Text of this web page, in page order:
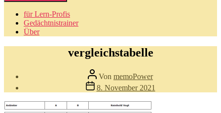
für Lern-Profis
Gedächtnistrainer
Über
vergleichstabelle
Beitragsautor
Von memoPower
Beitragsdatum
8. November 2021